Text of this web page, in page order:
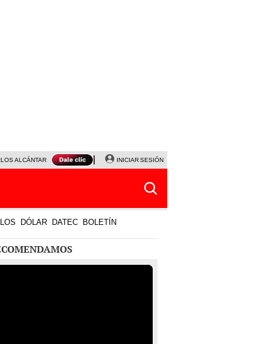
ALCÁNTARA SERIE ACARAMELADOS PLAZA VEA
INICIAR SESIÓN
DÓLAR DATEC BOLETÍN